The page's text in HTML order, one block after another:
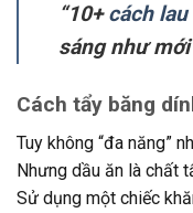
“10+cách lau
sáng như
Cách tẩy băng
Tuy không “đa năng”
Nhưng dầu ăn là chất
Sử dụng một chiếc